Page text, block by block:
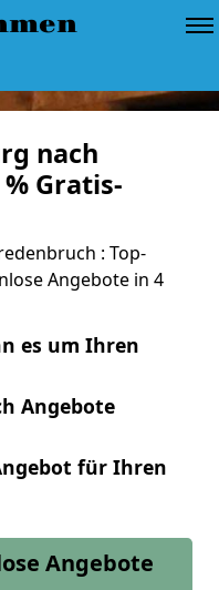
nach
Gratis-
: Top-
Angebote in 4
es um Ihren
Angebote
für Ihren
Angebote